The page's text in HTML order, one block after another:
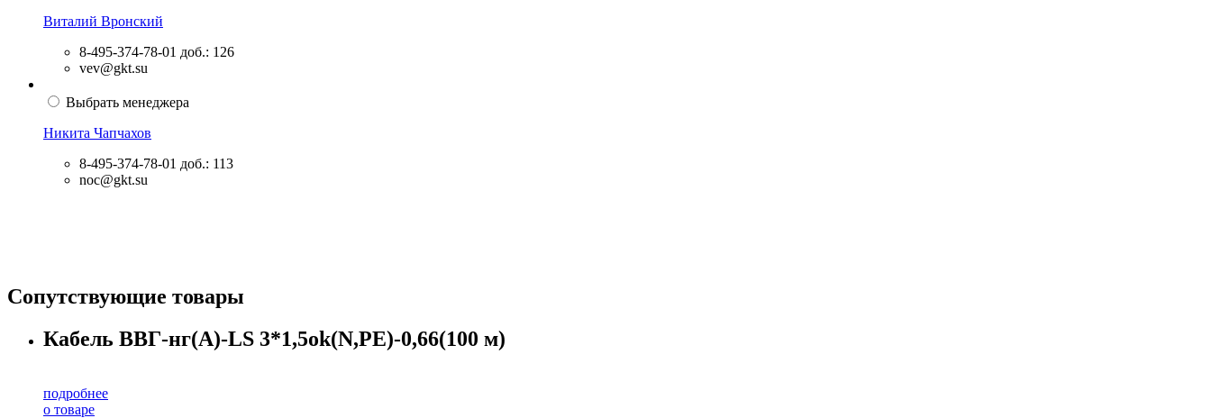
Виталий Вронский
8-495-374-78-01 доб.: 126
vev@gkt.su
Выбрать менеджера
Никита Чапчахов
8-495-374-78-01 доб.: 113
noc@gkt.su
Сопутствующие товары
Кабель ВВГ-нг(А)-LS 3*1,5ok(N,PE)-0,66(100 м)
подробнее
о товаре